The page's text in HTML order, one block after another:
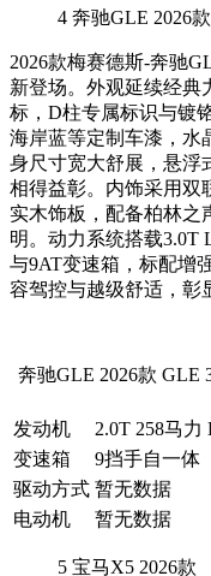
4 奔驰GLE 2026款
2026款梅赛德斯-奔驰
新登场。外观延续经典
标，D柱专属标识与镀
海岸蓝等定制车漆，水
身尺寸宽大舒展，悬浮
相得益彰。内饰采用双
实木饰板，配备柏林之
明。动力系统搭载3.0T
与9AT变速箱，标配增
容驾控与越级舒适，彰
奔驰GLE 2026款 GLE
发动机
2.0T 258马力
变速箱
9挡手自一体
驱动方式 暂无数据
电动机
暂无数据
5 宝马X5 2026款